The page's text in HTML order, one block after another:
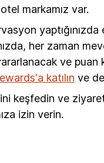
markamız var.
her zaman
ve puan
katılın ve
keşfedin ve
izin verin.